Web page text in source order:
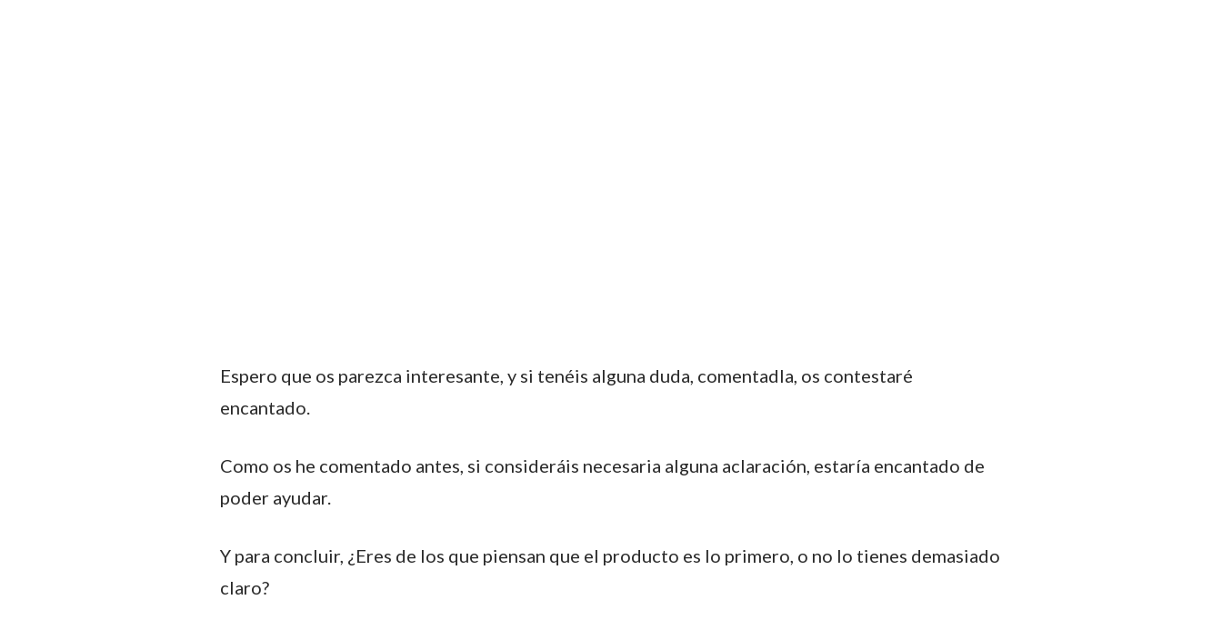
Espero que os parezca interesante, y si tenéis alguna duda, comentadla, os contestaré
encantado.
Como os he comentado antes, si consideráis necesaria alguna aclaración, estaría encantado de
poder ayudar.
Y para concluir, ¿Eres de los que piensan que el producto es lo primero, o no lo tienes demasiado
claro?